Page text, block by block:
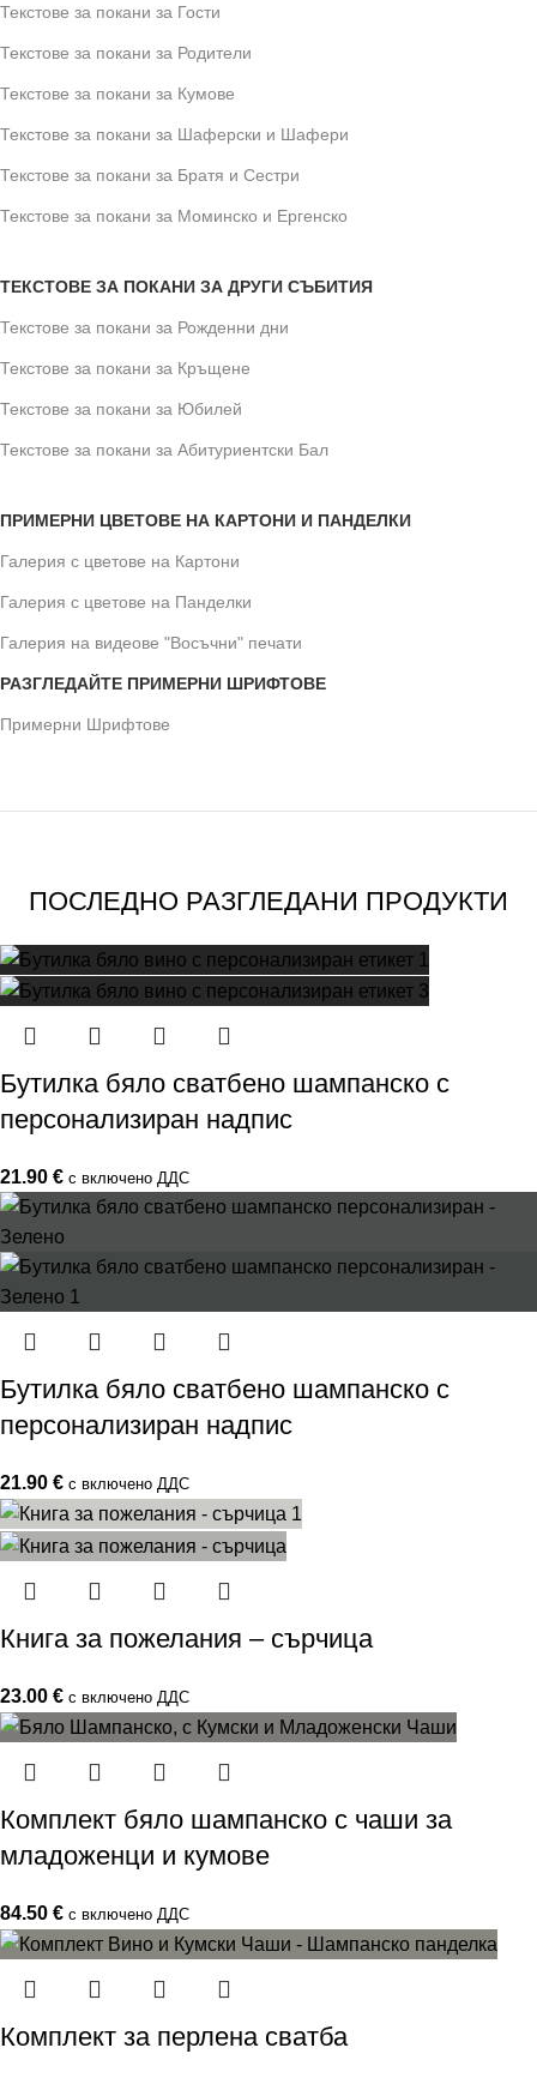
Текстове за покани за Гости
Текстове за покани за Родители
Текстове за покани за Кумове
Текстове за покани за Шаферски и Шафери
Текстове за покани за Братя и Сестри
Текстове за покани за Моминско и Ергенско
ТЕКСТОВЕ ЗА ПОКАНИ ЗА ДРУГИ СЪБИТИЯ
Текстове за покани за Рожденни дни
Текстове за покани за Кръщене
Текстове за покани за Юбилей
Текстове за покани за Абитуриентски Бал
ПРИМЕРНИ ЦВЕТОВЕ НА КАРТОНИ И ПАНДЕЛКИ
Галерия с цветове на Картони
Галерия с цветове на Панделки
Галерия на видеове "Восъчни" печати
РАЗГЛЕДАЙТЕ ПРИМЕРНИ ШРИФТОВЕ
Примерни Шрифтове
ПОСЛЕДНО РАЗГЛЕДАНИ ПРОДУКТИ
Бутилка бяло сватбено шампанско с
персонализиран надпис
21.90 € с включено ДДС
Бутилка бяло сватбено шампанско с
персонализиран надпис
21.90 € с включено ДДС
Книга за пожелания – сърчица
23.00 € с включено ДДС
Комплект бяло шампанско с чаши за
младоженци и кумове
84.50 € с включено ДДС
Комплект за перлена сватба